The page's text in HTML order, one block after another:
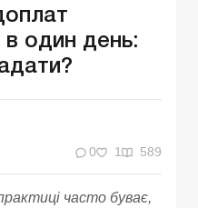
в один день:
0 1 589
часто буває,